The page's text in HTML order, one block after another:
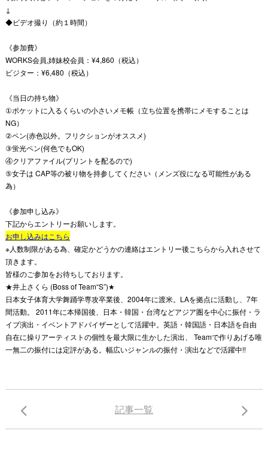
↓
◆ビデオ撮り（約１時間）
《参加費》
WORKS会員,姉妹校会員：¥4,860（税込）
ビジター：¥6,480（税込）
《当日の持ち物》
①ポケットに入るくらいの小さいメモ帳（立ち位置を携帯にメモすることは
NG）
②ペン(赤色以外。フリクションがオススメ)
③蛍光ペン(何色でもOK)
④クリアファイル(プリントを配るので)
⑤女子は CAP等の被り物を持参してください（メンズ役になる可能性がある
為）
《参加申し込み》
下記からエントリーお願いします。
お申し込みはこちら
※人数制限がある為、確定かどうかの連絡はエントリー後こちらから入れさせて
頂きます。
皆様のご参加をお待ちしております。
★井上さくら (Boss of Team“S”)★
日本女子体育大学舞踊学専攻卒業後、2004年に渡米。LAを拠点に活動し、7年
間活動。 2011年に本帰国後、日本・韓国・台湾などアジア圏を中心に振付・ラ
イブ演出・イベントアドバイザーとして活躍中。英語・韓国語・日本語を自由
自在に操りアーティストの個性を最大限に生かした演出、 Teamで作りあげる唯
一無二の振付には定評がある。幅広いジャンルの振付・演出などで活躍中!!
記事一覧